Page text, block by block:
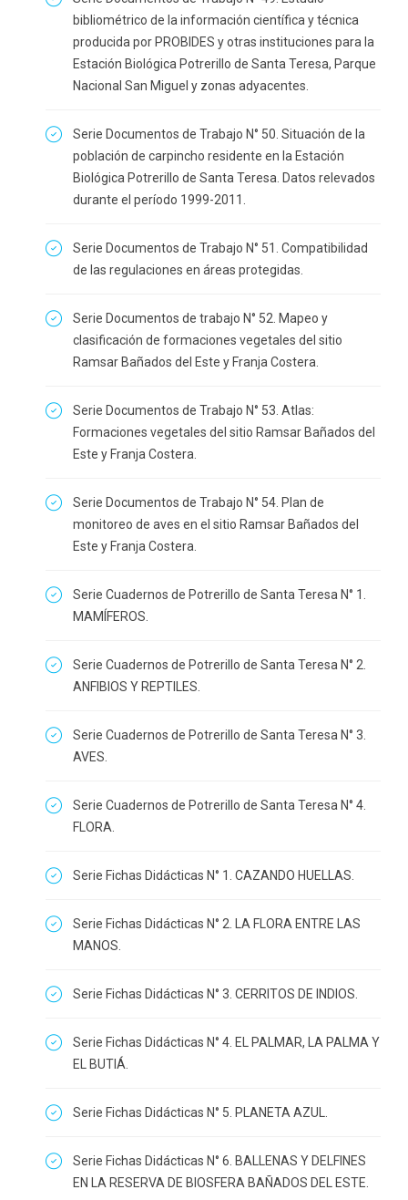
bibliométrico de la información científica y técnica
producida por PROBIDES y otras instituciones para la
Estación Biológica Potrerillo de Santa Teresa, Parque
Nacional San Miguel y zonas adyacentes.
Serie Documentos de Trabajo N° 50. Situación de la
población de carpincho residente en la Estación
Biológica Potrerillo de Santa Teresa. Datos relevados
durante el período 1999-2011.
Serie Documentos de Trabajo N° 51. Compatibilidad
de las regulaciones en áreas protegidas.
Serie Documentos de trabajo N° 52. Mapeo y
clasificación de formaciones vegetales del sitio
Ramsar Bañados del Este y Franja Costera.
Serie Documentos de Trabajo N° 53. Atlas:
Formaciones vegetales del sitio Ramsar Bañados del
Este y Franja Costera.
Serie Documentos de Trabajo N° 54. Plan de
monitoreo de aves en el sitio Ramsar Bañados del
Este y Franja Costera.
Serie Cuadernos de Potrerillo de Santa Teresa N° 1.
MAMÍFEROS.
Serie Cuadernos de Potrerillo de Santa Teresa N° 2.
ANFIBIOS Y REPTILES.
Serie Cuadernos de Potrerillo de Santa Teresa N° 3.
AVES.
Serie Cuadernos de Potrerillo de Santa Teresa N° 4.
FLORA.
Serie Fichas Didácticas N° 1. CAZANDO HUELLAS.
Serie Fichas Didácticas N° 2. LA FLORA ENTRE LAS
MANOS.
Serie Fichas Didácticas N° 3. CERRITOS DE INDIOS.
Serie Fichas Didácticas N° 4. EL PALMAR, LA PALMA Y
EL BUTIÁ.
Serie Fichas Didácticas N° 5. PLANETA AZUL.
Serie Fichas Didácticas N° 6. BALLENAS Y DELFINES
EN LA RESERVA DE BIOSFERA BAÑADOS DEL ESTE.